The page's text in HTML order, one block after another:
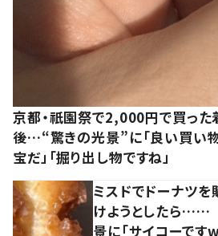
京都・祇園祭で2,000円で買っ
後…“驚きの光景”に「良い買い物
宝だ」「掘り出し物ですね」
ミスドでドーナツ
けようとしたら
景に「サイコーです